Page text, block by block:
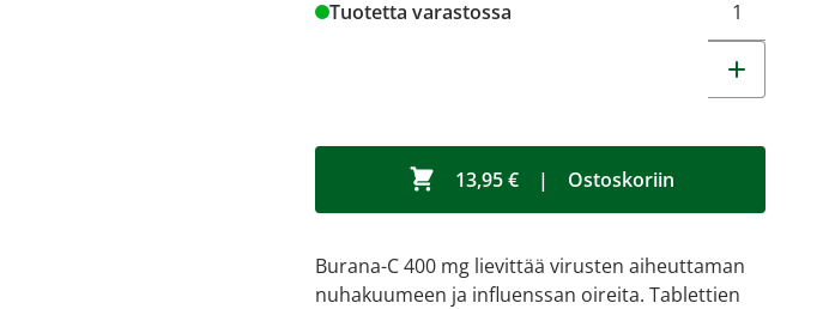
Tuotetta varastossa
13,95 € | Ostoskoriin
Burana-C 400 mg lievittää virusten aiheuttaman
nuhakuumeen ja influenssan oireita. Tablettien